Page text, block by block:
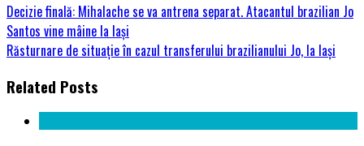
Decizie finală: Mihalache se va antrena separat. Atacantul brazilian Jo
Santos vine mâine la Iași
Răsturnare de situație în cazul transferului brazilianului Jo, la Iași
Related Posts